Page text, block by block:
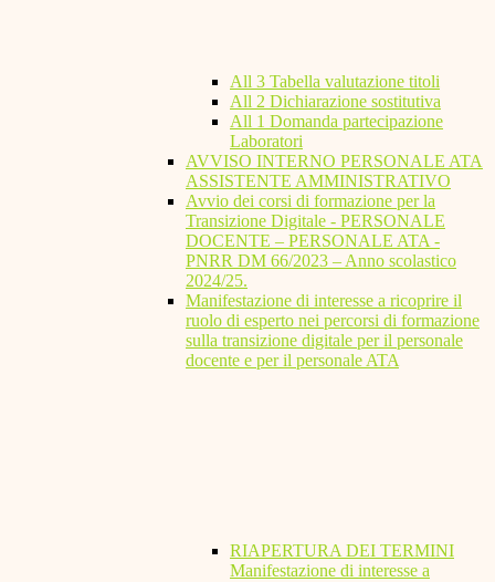
All 3 Tabella valutazione titoli
All 2 Dichiarazione sostitutiva
All 1 Domanda partecipazione
Laboratori
AVVISO INTERNO PERSONALE ATA
ASSISTENTE AMMINISTRATIVO
Avvio dei corsi di formazione per la
Transizione Digitale - PERSONALE
DOCENTE – PERSONALE ATA -
PNRR DM 66/2023 – Anno scolastico
2024/25.
Manifestazione di interesse a ricoprire il
ruolo di esperto nei percorsi di formazione
sulla transizione digitale per il personale
docente e per il personale ATA
RIAPERTURA DEI TERMINI
Manifestazione di interesse a